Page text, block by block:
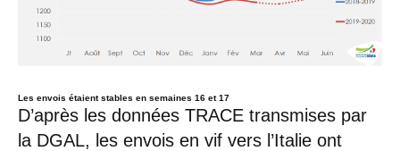
Les envois étaient stables en semaines 16 et 17
D’après les données TRACE transmises par
la DGAL, les envois en vif vers l’Italie ont